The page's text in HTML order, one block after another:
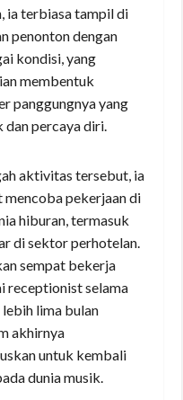
ia terbiasa tampil di
penonton dengan
kondisi, yang
membentuk
panggungnya yang
dan percaya diri.
aktivitas tersebut, ia
mencoba pekerjaan di
hiburan, termasuk
di sektor perhotelan.
sempat bekerja
receptionist selama
lima bulan
akhirnya
untuk kembali
dunia musik.